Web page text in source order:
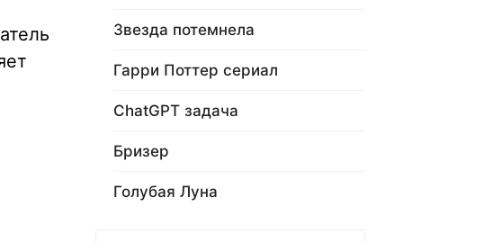
Звезда потемнела
Гарри Поттер сериал
ChatGPT задача
Бризер
Голубая Луна